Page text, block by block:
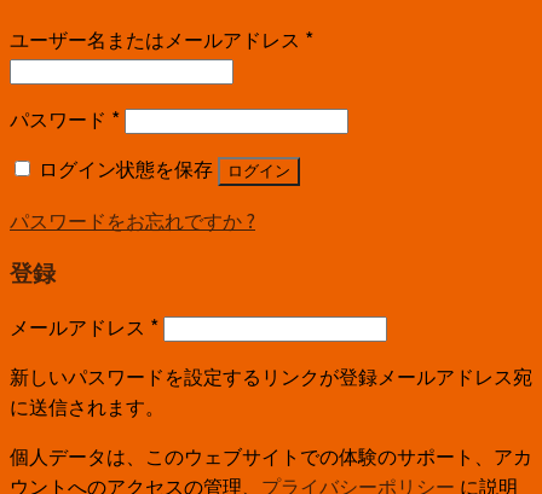
ユーザー名またはメールアドレス *
パスワード *
ログイン状態を保存
ログイン
パスワードをお忘れですか ?
登録
メールアドレス *
新しいパスワードを設定するリンクが登録メールアドレス宛
に送信されます。
個人データは、このウェブサイトでの体験のサポート、アカ
ウントへのアクセスの管理、 プライバシーポリシー に説明